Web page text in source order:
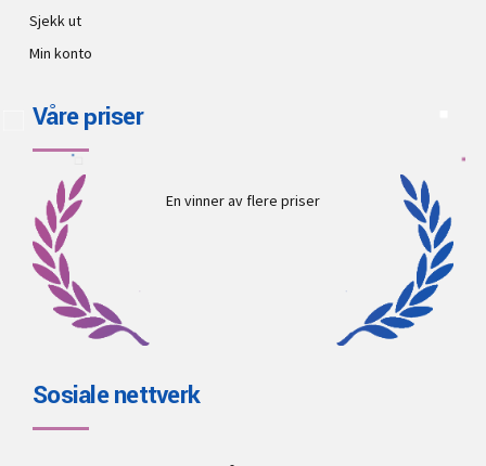
Sjekk ut
Min konto
Våre priser
En vinner av flere priser
Sosiale nettverk